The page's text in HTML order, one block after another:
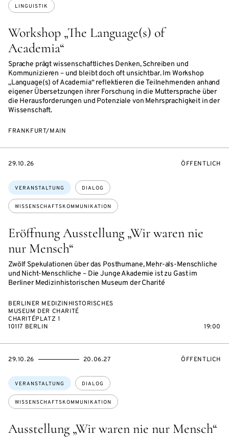
Workshop „The Language(s) of
Academia“
Sprache prägt wissenschaftliches Denken, Schreiben und
Kommunizieren – und bleibt doch oft unsichtbar. Im Workshop
„Language(s) of Academia“ reflektieren die Teilnehmenden anhand
eigener Übersetzungen ihrer Forschung in die Muttersprache über
die Herausforderungen und Potenziale von Mehrsprachigkeit in der
Wissenschaft.
LINGUISTIK
FRANKFURT/MAIN
Eröffnung Ausstellung „Wir waren nie
nur Mensch“
Zwölf Spekulationen über das Posthumane, Mehr-als-Menschliche
und Nicht-Menschliche – Die Junge Akademie ist zu Gast im
Berliner Medizinhistorischen Museum der Charité
Themen:
VERANSTALTUNG DIALOG
WISSENSCHAFTSKOMMUNIKATION
EVENTBEGINSON
29.10.26 ÖFFENTLICH
BERLINER MEDIZINHISTORISCHES
MUSEUM DER CHARITÉ
CHARITÉPLATZ 1
10117 BERLIN
19:00
Ausstellung „Wir waren nie nur Mensch“
Themen:
VERANSTALTUNG DIALOG
WISSENSCHAFTSKOMMUNIKATION
EVENTBEGINSON
29.10.26
EVENTENDSON 20.06.27 ÖFFENTLICH